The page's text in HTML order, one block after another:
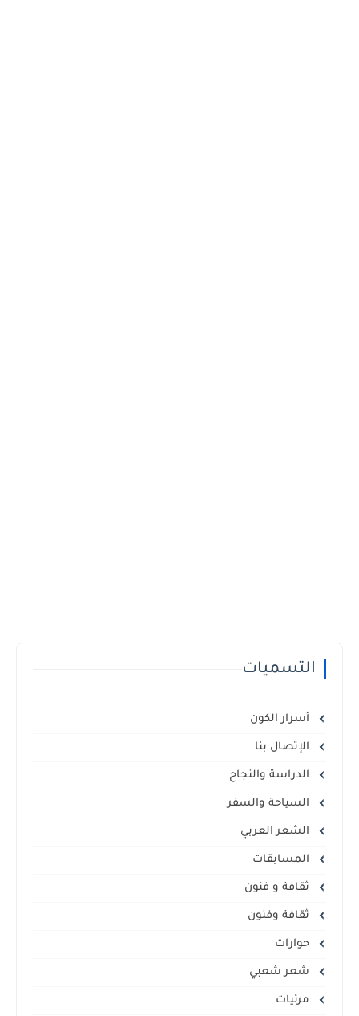
التسميات
أسرار الكون
الإتصال بنا
الدراسة والنجاح
السياحة والسفر
الشعر العربي
المسابقات
ثقافة و فنون
ثقافة وفنون
حوارات
شعر شعبي
مرئيات